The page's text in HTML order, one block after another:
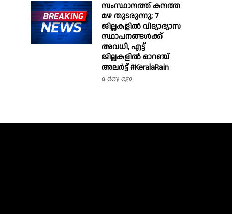
സംസ്ഥാനത്ത് കനത്ത
മഴ തുടരുന്നു; 7
ജില്ലകളിൽ വിദ്യാഭ്യാസ
സ്ഥാപനങ്ങൾക്ക്
അവധി, എട്ട്
ജില്ലകളിൽ ഓറഞ്ച്
അലർട്ട് #KeralaRain
a day ago